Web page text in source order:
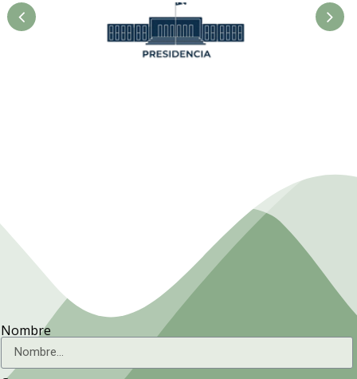
Nombre